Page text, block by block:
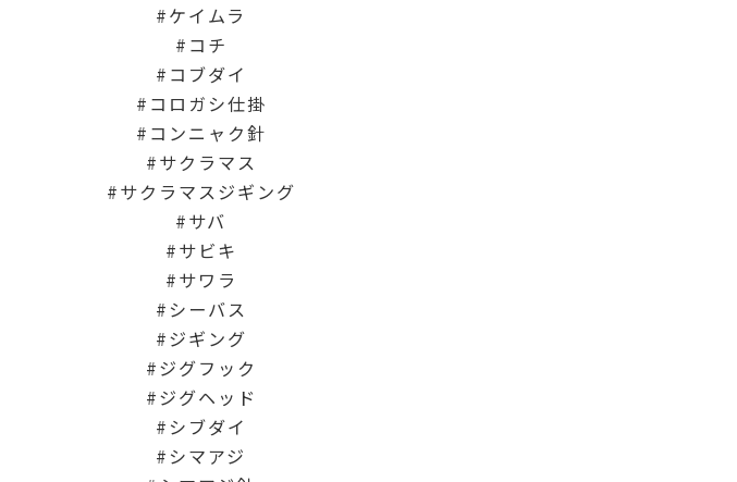
ケイムラ
コチ
コブダイ
コロガシ仕掛
コンニャク針
サクラマス
サクラマスジギング
サバ
サビキ
サワラ
シーバス
ジギング
ジグフック
ジグヘッド
シブダイ
シマアジ